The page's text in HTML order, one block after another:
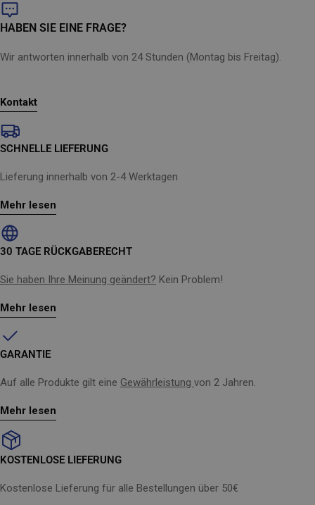
Schlauchtrommel
PowerControl: Druckregulierung per Knopfdruck
Klappbarer Griff und Doppellanzenhalterung zur einfachen
Schaumsprüher (450 ml) inbegriffen - Verwenden Sie ein
Benutzerhandbuch
HABEN SIE EINE FRAGE?
Wir antworten innerhalb von 24 Stunden (Montag bis Freitag).
Kontakt
SCHNELLE LIEFERUNG
Lieferung innerhalb von 2-4 Werktagen
Mehr lesen
30 TAGE RÜCKGABERECHT
Sie haben Ihre Meinung geändert? Kein Problem!
Mehr lesen
GARANTIE
Auf alle Produkte gilt eine Gewährleistung von 2 Jahren.
Mehr lesen
KOSTENLOSE LIEFERUNG
Kostenlose Lieferung für alle Bestellungen über 50€